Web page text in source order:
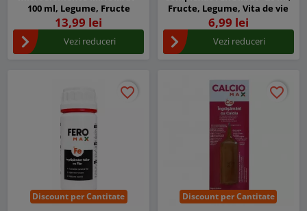
100 ml, Legume, Fructe
13,99 lei
Vezi reduceri
Fructe, Legume, Vita de vie
6,99 lei
Vezi reduceri
Discount per Cantitate
favorite_border
favorite_border
Discount per Cantitate
favorite_border
favorite_border